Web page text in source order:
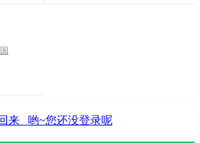
来 哟~您还没登录呢